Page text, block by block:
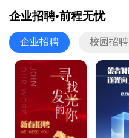
企业招聘•前程无忧
企业招聘 校园招聘